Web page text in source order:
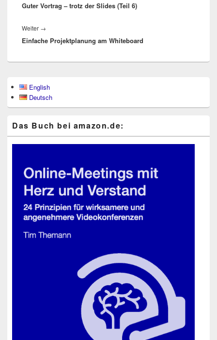
Beitrag:
Guter Vortrag – trotz der Slides (Teil 6)
Weiter →
Beitrag:
Einfache Projektplanung am Whiteboard
Seitenleisten-
Widgetbereich
English
Deutsch
Das Buch bei ama​zon​.de: